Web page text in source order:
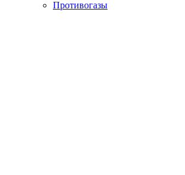
Противогазы